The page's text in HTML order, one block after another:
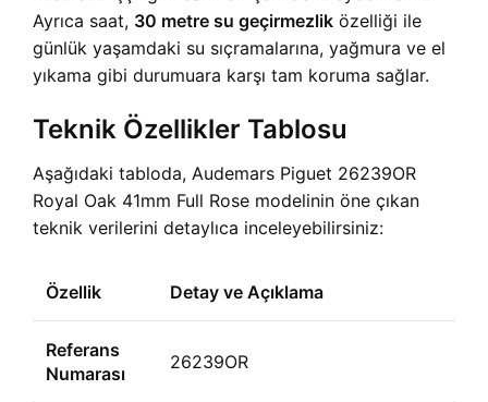
Ayrıca saat, 30 metre su geçirmezlik özelliği ile
günlük yaşamdaki su sıçramalarına, yağmura ve el
yıkama gibi durumuara karşı tam koruma sağlar.
Teknik Özellikler Tablosu
Aşağıdaki tabloda, Audemars Piguet 26239OR
Royal Oak 41mm Full Rose modelinin öne çıkan
teknik verilerini detaylıca inceleyebilirsiniz:
Özellik Detay ve Açıklama
Referans
Numarası
26239OR